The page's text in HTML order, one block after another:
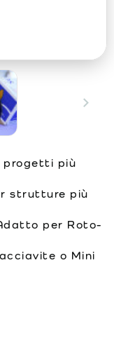
progetti più
strutture più
per Roto-
o Mini